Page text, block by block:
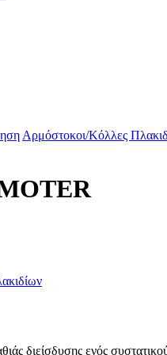
Αρμόστοκοι/Κόλλες
διείσδυσης ενός